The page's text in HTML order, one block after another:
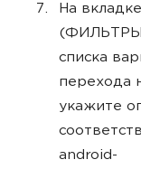
На
списка
перехода
укажите
android-